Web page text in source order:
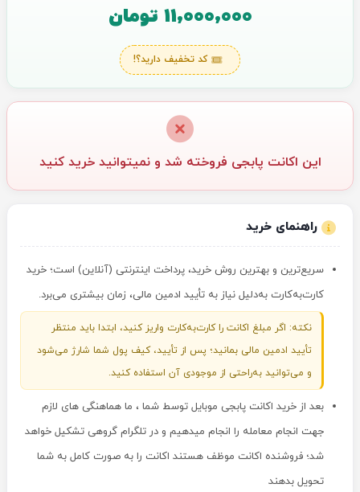
11,000,000 تومان
کد تخفیف دارید؟!
این اکانت پابجی فروخته شد و نمیتوانید خرید کنید
راهنمای خرید
سریع‌ترین و بهترین روش خرید، پرداخت اینترنتی (آنلاین) است؛ خرید
کارت‌به‌کارت به‌دلیل نیاز به تأیید ادمین مالی، زمان بیشتری می‌برد.
نکته: اگر مبلغ اکانت را کارت‌به‌کارت واریز کنید، ابتدا باید منتظر
تأیید ادمین مالی بمانید؛ پس از تأیید، کیف پول شما شارژ می‌شود
و می‌توانید به‌راحتی از موجودی آن استفاده کنید.
بعد از خرید اکانت پابجی موبایل توسط شما ، ما هماهنگی های لازم
جهت انجام معامله را انجام میدهیم و در تلگرام گروهی تشکیل خواهد
شد؛ فروشنده اکانت موظف هستند اکانت را به صورت کامل به شما
تحویل بدهند